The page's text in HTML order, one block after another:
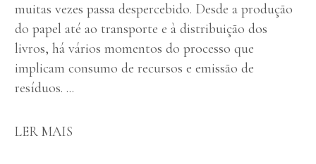
muitas vezes passa despercebido. Desde a produção
do papel até ao transporte e à distribuição dos
livros, há vários momentos do processo que
implicam consumo de recursos e emissão de
resíduos.
LER MAIS